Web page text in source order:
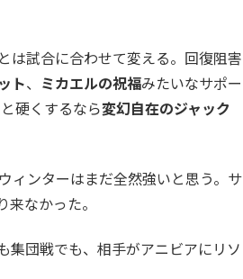
は試合に合わせて変える。回復阻害
ト、 ミカエルの祝福みたいなサポー
硬くするなら変幻自在のジャック
ィンターはまだ全然強いと思う。サ
なかった。
集団戦でも、相手がアニビアにリソ